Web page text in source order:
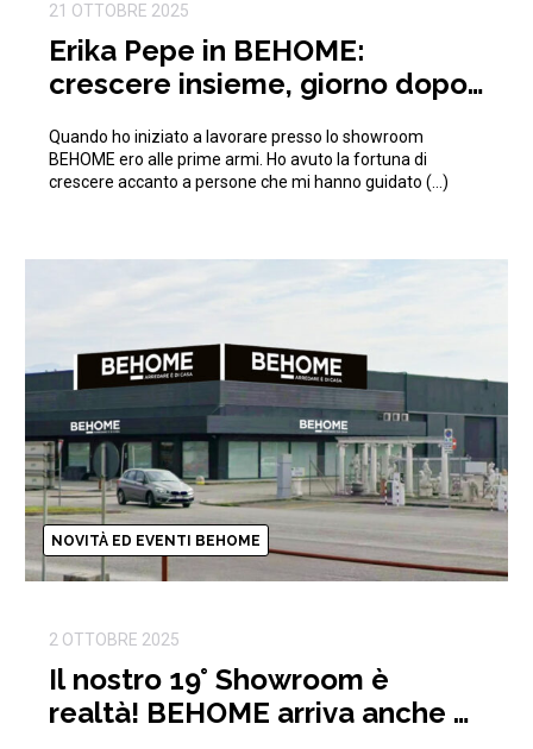
21 OTTOBRE 2025
Erika Pepe in BEHOME:
crescere insieme, giorno dopo
Quando ho iniziato a lavorare presso lo showroom
BEHOME ero alle prime armi. Ho avuto la fortuna di
crescere accanto a persone che mi hanno guidato (…)
NOVITÀ ED EVENTI BEHOME
2 OTTOBRE 2025
Il nostro 19° Showroom è
realtà! BEHOME arriva anche a